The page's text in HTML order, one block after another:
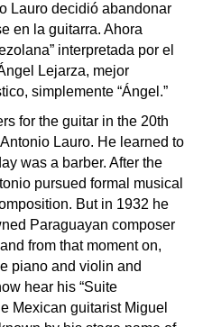
Lauro decidió abandonar
en la guitarra. Ahora
interpretada por el
Lejarza, mejor
simplemente “Ángel.”
for the guitar in the 20th
Lauro. He learned to
was a barber. After the
pursued formal musical
But in 1932 he
Paraguayan composer
from that moment on,
piano and violin and
hear his “Suite
Mexican guitarist Miguel